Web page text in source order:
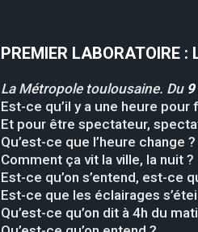
PREMIER LABORATOIRE :
La Métropole toulousaine. Du
Est-ce qu’il y a une heure pour
Et pour être spectateur,
Qu’est-ce que l’heure change ?
Comment ça vit la ville, la nuit ?
Est-ce qu’on s’entend, est-ce
Est-ce que les éclairages
Qu’est-ce qu’on dit à 4h du